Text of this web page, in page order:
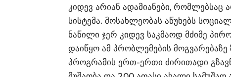
კიდევ არიან ადამიანები, რომლებსაც
სისტემა. მოსახლეობას აწუხებს
ნაწილი ჯერ კიდევ საკმაოდ მძიმე
დაიწყო ამ პრობლემების მოგვარებაზე
პროგრამის ერთ-ერთი ძირითადი